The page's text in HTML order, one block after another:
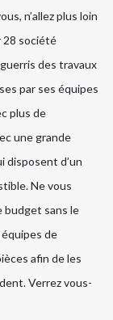
n’allez plus loin
28 société
des travaux
par ses équipes
plus de
une grande
disposent d’un
Ne vous
budget sans le
de
afin de les
Verrez vous-